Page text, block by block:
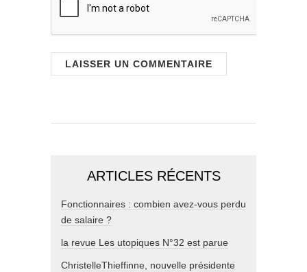
ARTICLES RÉCENTS
Fonctionnaires : combien avez-vous perdu
de salaire ?
la revue Les utopiques N°32 est parue
ChristelleThieffinne, nouvelle présidente